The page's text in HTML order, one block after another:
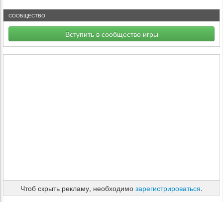
СООБЩЕСТВО
Вступить в сообщество игры
Чтоб скрыть рекламу, необходимо зарегистрироваться.